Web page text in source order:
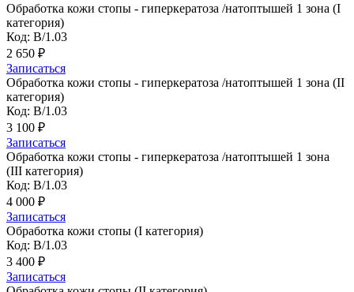
Обработка кожи стопы - гиперкератоза /натоптышей 1 зона (I
категория)
Код: В/1.03
2 650 ₽
Записаться
Обработка кожи стопы - гиперкератоза /натоптышей 1 зона (II
категория)
Код: В/1.03
3 100 ₽
Записаться
Обработка кожи стопы - гиперкератоза /натоптышей 1 зона
(III категория)
Код: В/1.03
4 000 ₽
Записаться
Обработка кожи стопы (I категория)
Код: В/1.03
3 400 ₽
Записаться